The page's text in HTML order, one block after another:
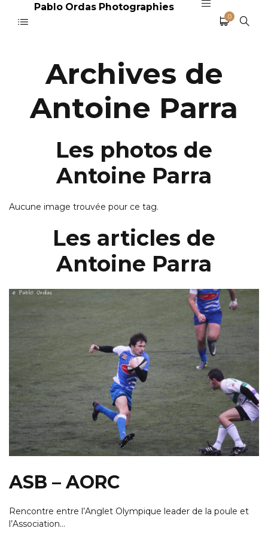
Pablo Ordas Photographies
0
Archives de
Antoine Parra
Les photos de
Antoine Parra
Aucune image trouvée pour ce tag.
Les articles de
Antoine Parra
ASB – AORC
Rencontre entre l’Anglet Olympique leader de la poule et
l’Association…